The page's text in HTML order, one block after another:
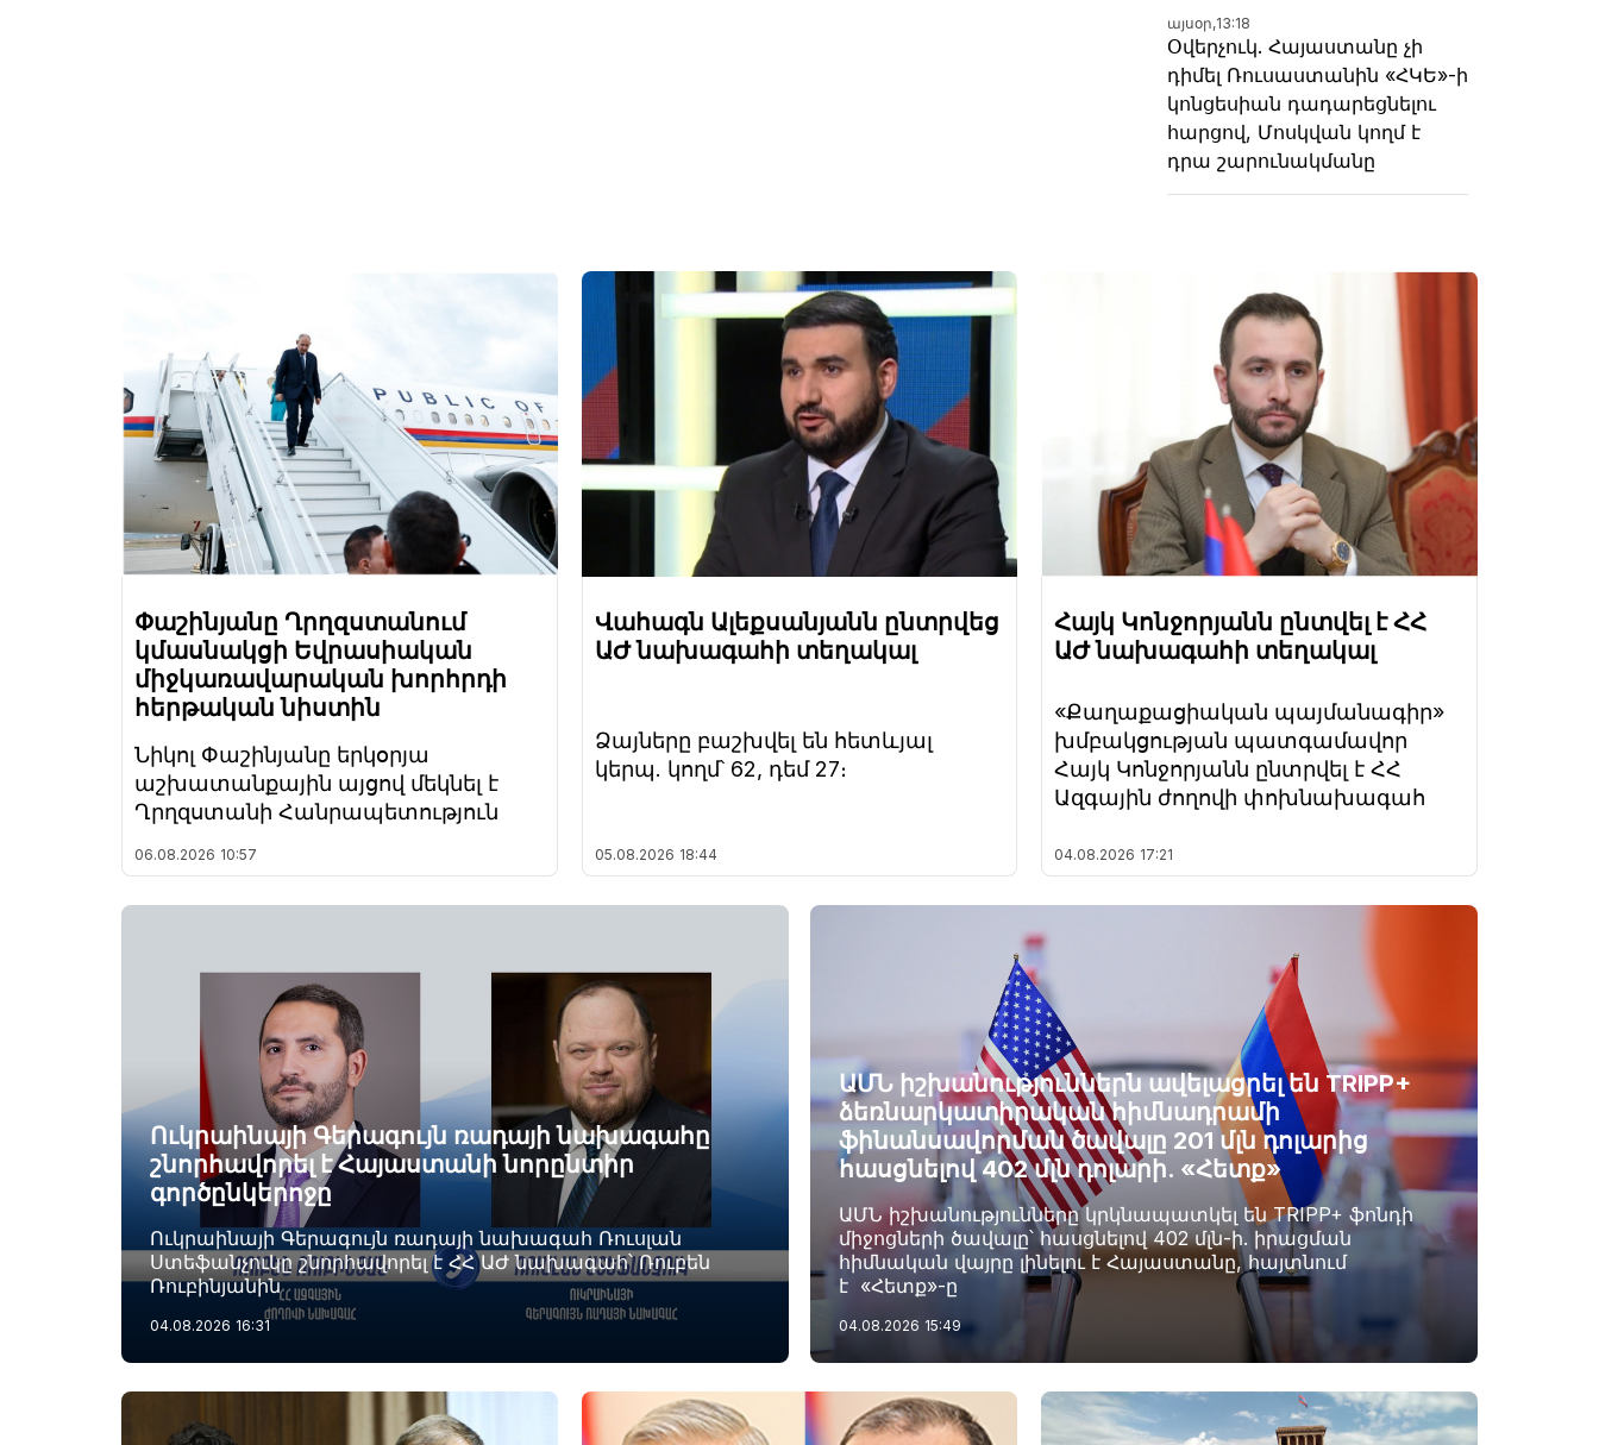
այսօր,13:18
Օվերչուկ. Հայաստանը չի
դիմել Ռուսաստանին «ՀԿԵ»-ի
կոնցեսիան դադարեցնելու
հարցով, Մոսկվան կողմ է
դրա շարունակմանը
Փաշինյանը Ղրղզստանում
կմասնակցի Եվրասիական
միջկառավարական խորհրդի
հերթական նիստին
Նիկոլ Փաշինյանը երկօրյա
աշխատանքային այցով մեկնել է
Ղրղզստանի Հանրապետություն
06.08.2026 10:57
Վահագն Ալեքսանյանն ընտրվեց
ԱԺ նախագահի տեղակալ
Ձայները բաշխվել են հետևյալ
կերպ. կողմ՝ 62, դեմ 27։
05.08.2026 18:44
Հայկ Կոնջորյանն ընտվել է ՀՀ
ԱԺ նախագահի տեղակալ
«Քաղաքացիական պայմանագիր»
խմբակցության պատգամավոր
Հայկ Կոնջորյանն ընտրվել է ՀՀ
Ազգային ժողովի փոխնախագահ
04.08.2026 17:21
Ուկրաինայի Գերագույն ռադայի նախագահը
շնորհավորել է Հայաստանի նորընտիր
գործընկերոջը
Ուկրաինայի Գերագույն ռադայի նախագահ Ռուսլան
Ստեֆանչուկը շնորհավորել է ՀՀ ԱԺ նախագահ՝ Ռուբեն
Ռուբինյանին
04.08.2026 16:31
ԱՄՆ իշխանություններն ավելացրել են TRIPP+
ձեռնարկատիրական հիմնադրամի
ֆինանսավորման ծավալը 201 մլն դոլարից
հասցնելով 402 մլն դոլարի. «Հետք»
ԱՄՆ իշխանությունները կրկնապատկել են TRIPP+ ֆոնդի
միջոցների ծավալը՝ հասցնելով 402 մլն-ի. իրացման
հիմնական վայրը լինելու է Հայաստանը, հայտնում
է «Հետք»-ը
04.08.2026 15:49